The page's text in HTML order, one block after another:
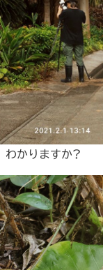
わかりますか?